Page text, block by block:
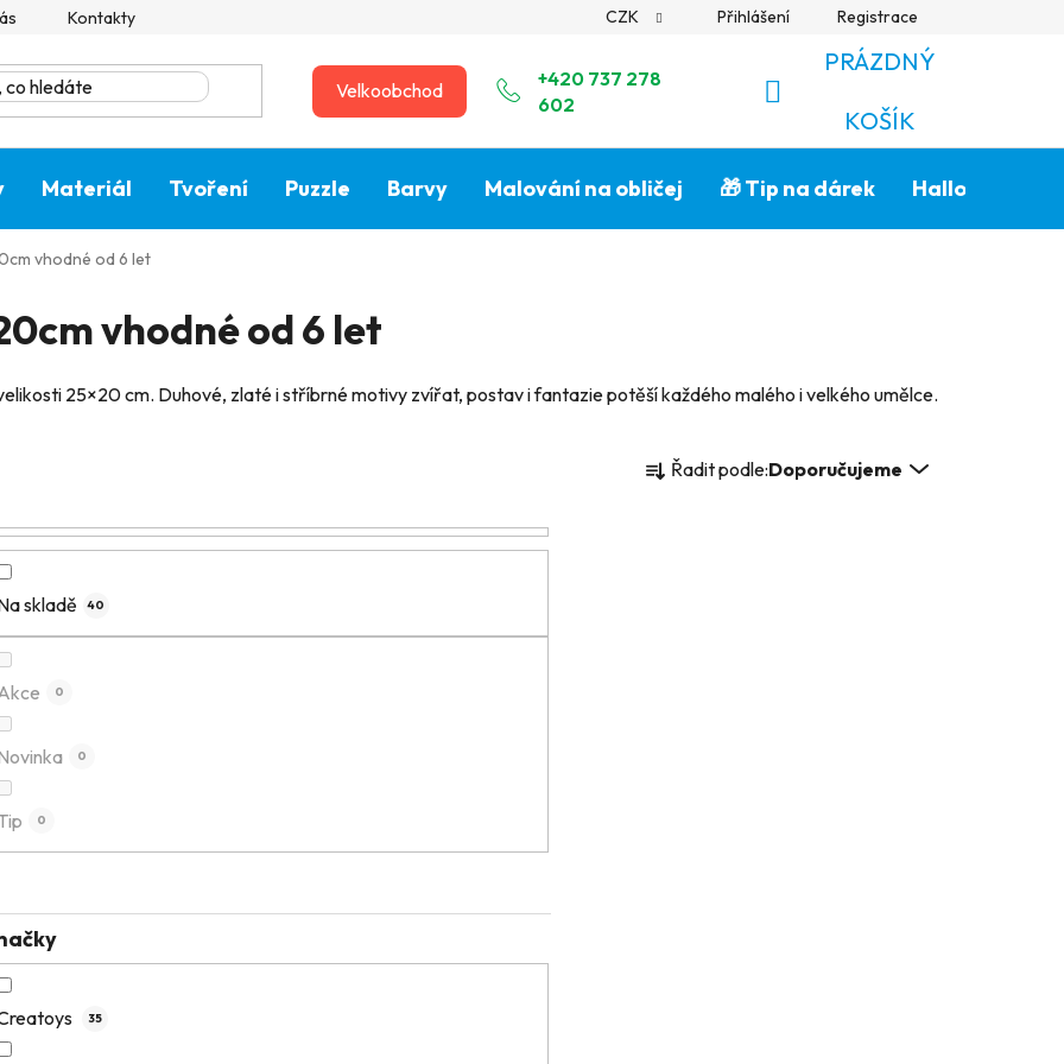
Kontakty CZK Přihlášení Registrace
Velkoobchod
+420 737 278
602
NÁKUPNÍ
KOŠÍK
PRÁZDNÝ
KOŠÍK
Materiál Tvoření Puzzle Barvy Malování na obličej 🎁 Tip na dárek Halloween🎃
vhodné od 6 let
vhodné od 6 let
25×20 cm. Duhové, zlaté i stříbrné motivy zvířat, postav i fantazie potěší každého malého i velkého umělce.
a Řadit podle:Doporučujeme
skladě 40
0
0
0
35